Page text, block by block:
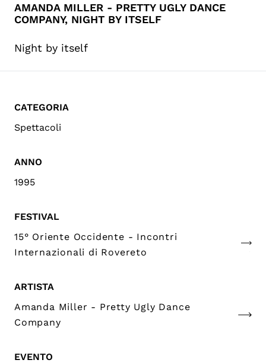
AMANDA MILLER - PRETTY UGLY DANCE
COMPANY, NIGHT BY ITSELF
Night by itself
CATEGORIA
Spettacoli
ANNO
1995
FESTIVAL
15° Oriente Occidente - Incontri
Internazionali di Rovereto
ARTISTA
Amanda Miller - Pretty Ugly Dance
Company
EVENTO